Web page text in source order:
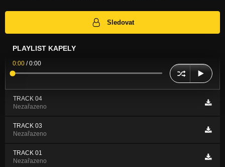
Sledovat
PLAYLIST KAPELY
0:00 /0:00
TRACK 04
Nezařazeno
TRACK 03
Nezařazeno
TRACK 01
Nezařazeno